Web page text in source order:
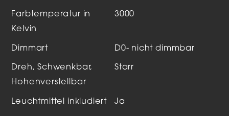
Farbtemperatur in
Kelvin
3000
Dimmart D0- nicht dimmbar
Dreh, Schwenkbar,
Hohenverstellbar
Starr
Leuchtmittel inkludiert Ja